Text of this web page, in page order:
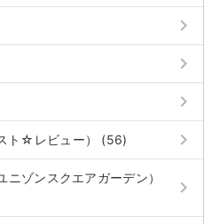
keyboard_arrow_right
keyboard_arrow_right
keyboard_arrow_right
ト☆レビュー） (56) keyboard_arrow_right
ゾンスクエアガーデン）
keyboard_arrow_right